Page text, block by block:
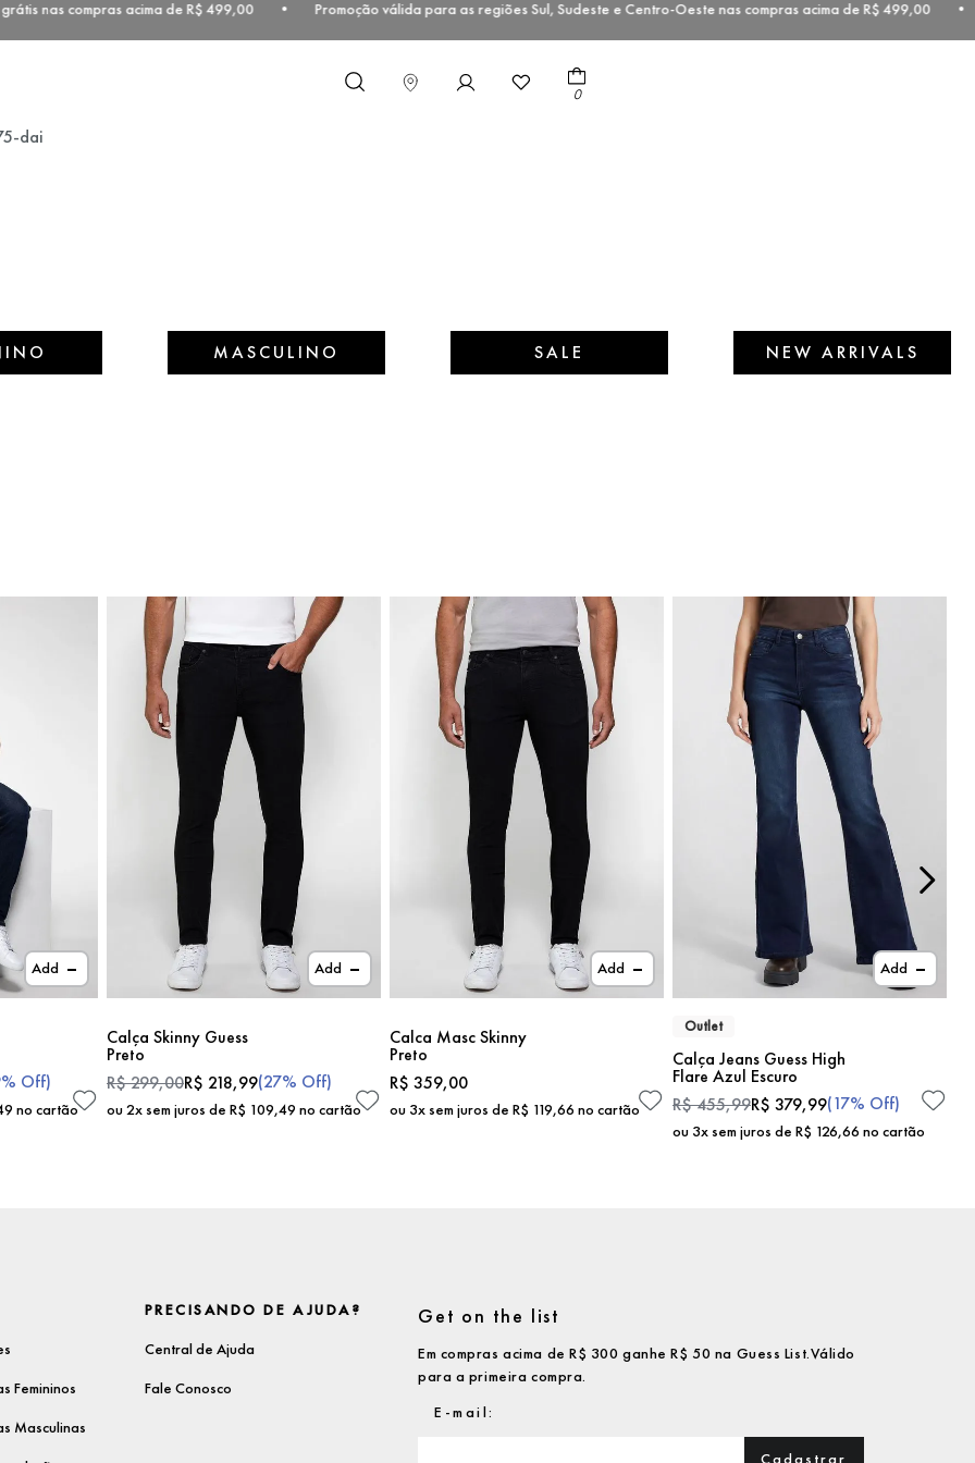
nas compras acima de R$ 499,00 • Promoção válida para as regiões Sul, Sudeste e Centro-Oeste nas compras acima de R$
O que você procura?
0
dai
MASCULINO SALE NEW ARRIVALS
Add
Off)
no cartão
Add
Calça Skinny Guess
Preto
R$299,00R$ 218,99(27% Off)
ou2x sem juros de R$ 109,49 no cartão
Add
Calca Masc Skinny
Preto
R$ 359,00
ou 3x sem juros de R$ 119,66 no cartão
Add
Outlet
Calça Jeans Guess High
Flare Azul Escuro
R$455,99R$ 379,99(17% Off)
ou 3x sem juros de R$ 126,66 no cartão
Femininos
Masculinas
PRECISANDO DE AJUDA?
Central de Ajuda
Fale Conosco
Get on the list
Em compras acima de R$ 300 ganhe R$ 50 na Guess List.Válido
para a primeira compra.
Cadastrar